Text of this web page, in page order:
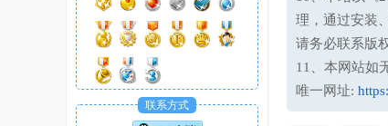
联系方式
理，通过安装
请务必联系版
11、本网站如
唯一网址: